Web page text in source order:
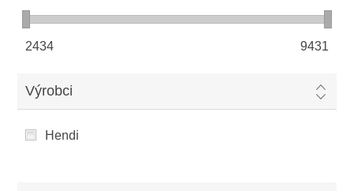
2434 9431
Výrobci
Hendi